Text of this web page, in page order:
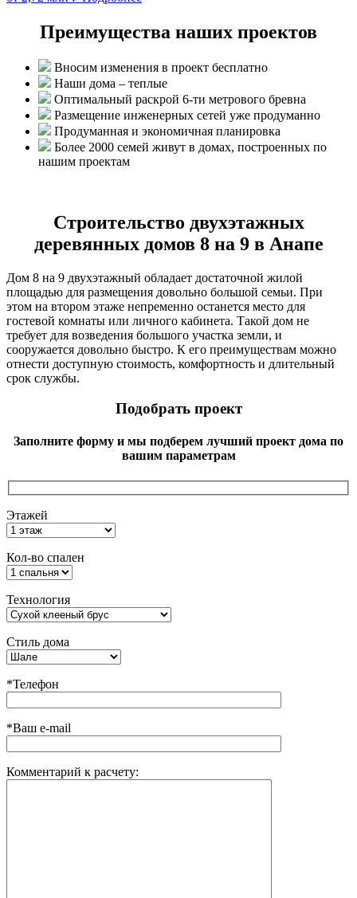
Преимущества наших проектов
Вносим изменения в проект бесплатно
Наши дома – теплые
Оптимальный раскрой 6-ти метрового бревна
Размещение инженерных сетей уже продуманно
Продуманная и экономичная планировка
Более 2000 семей живут в домах, построенных по
нашим проектам
Строительство двухэтажных
деревянных домов 8 на 9 в Анапе
Дом 8 на 9 двухэтажный обладает достаточной жилой
площадью для размещения довольно большой семьи. При
этом на втором этаже непременно останется место для
гостевой комнаты или личного кабинета. Такой дом не
требует для возведения большого участка земли, и
сооружается довольно быстро. К его преимуществам можно
отнести доступную стоимость, комфортность и длительный
срок службы.
Подобрать проект
Заполните форму и мы подберем лучший проект дома по
вашим параметрам
Этажей
Кол-во спален
Технология
Стиль дома
*Телефон
*Ваш e-mail
Комментарий к расчету: